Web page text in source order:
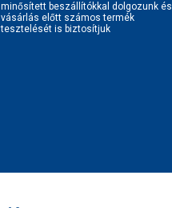
minősített beszállítókkal dolgozunk és
vásárlás előtt számos termék
tesztelését is biztosítjuk